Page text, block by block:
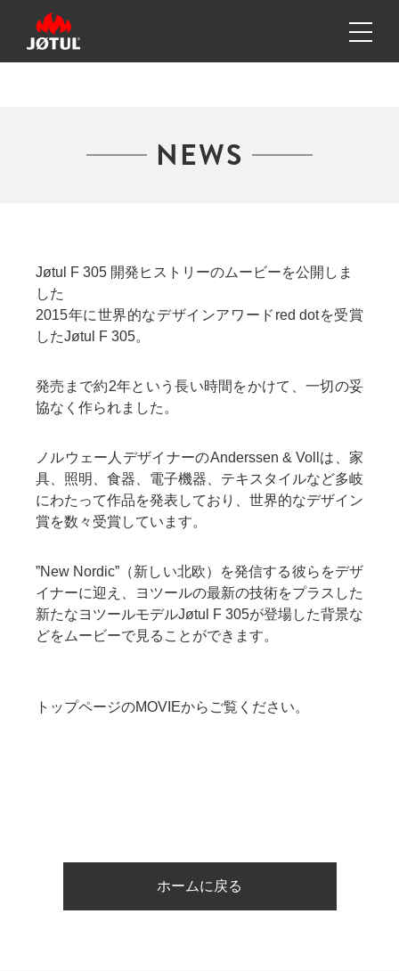
NEWS
Jøtul F 305 開発ヒストリーのムービーを公開しま
した
2015年に世界的なデザインアワードred dotを受賞
したJøtul F 305。
発売まで約2年という長い時間をかけて、一切の妥
協なく作られました。
ノルウェー人デザイナーのAnderssen & Vollは、家
具、照明、食器、電子機器、テキスタイルなど多岐
にわたって作品を発表しており、世界的なデザイン
賞を数々受賞しています。
”New Nordic”（新しい北欧）を発信する彼らをデザ
イナーに迎え、ヨツールの最新の技術をプラスした
新たなヨツールモデルJøtul F 305が登場した背景な
どをムービーで見ることができます。
トップページのMOVIEからご覧ください。
ホームに戻る